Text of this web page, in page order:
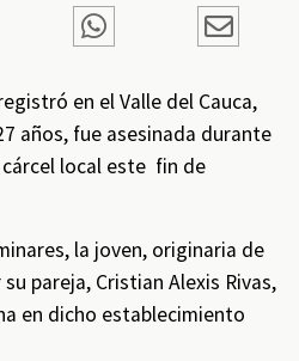
en el Valle del Cauca,
años, fue asesinada durante
local este fin de
la joven, originaria de
pareja, Cristian Alexis Rivas,
en dicho establecimiento